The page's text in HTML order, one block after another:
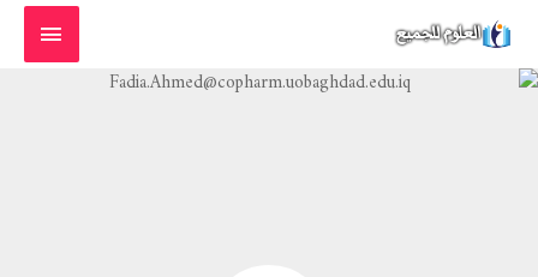
المحتوى
القائمة
الرئيسية